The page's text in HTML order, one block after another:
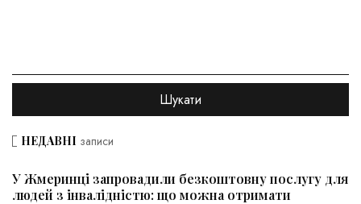
НЕДАВНІ записи
У Жмеринці запровадили безкоштовну послугу для
людей з інвалідністю: що можна отримати